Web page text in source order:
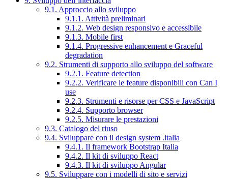
9.1. Approccio allo sviluppo
9.1.1. Attività preliminari
9.1.2. Web design responsivo e accessibile
9.1.3. Mobile first
9.1.4. Progressive enhancement e Graceful
degradation
9.2. Strumenti di supporto allo sviluppo del software
9.2.1. Feature detection
9.2.2. Verificare le feature disponibili con Can I
use
9.2.3. Strumenti e risorse per CSS e JavaScript
9.2.4. Supporto browser
9.2.5. Misurare le prestazioni
9.3. Catalogo del riuso
9.4. Sviluppare con il design system .italia
9.4.1. Il framework Bootstrap Italia
9.4.2. Il kit di sviluppo React
9.4.3. Il kit di sviluppo Angular
9.5. Sviluppare con i modelli di sito e servizi